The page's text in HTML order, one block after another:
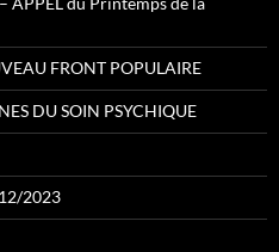
FRONT POPULAIRE
DU SOIN PSYCHIQUE
2023